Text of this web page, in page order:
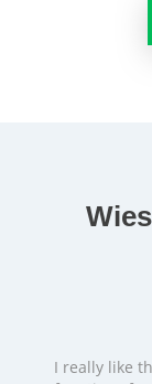
I really like